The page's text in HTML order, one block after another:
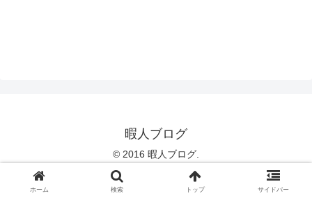
暇人ブログ
© 2016 暇人ブログ.
ホーム 検索 トップ サイドバー